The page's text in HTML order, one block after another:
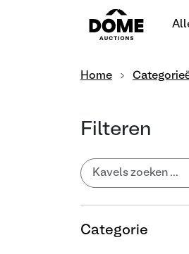
Home
Filteren
Categorie